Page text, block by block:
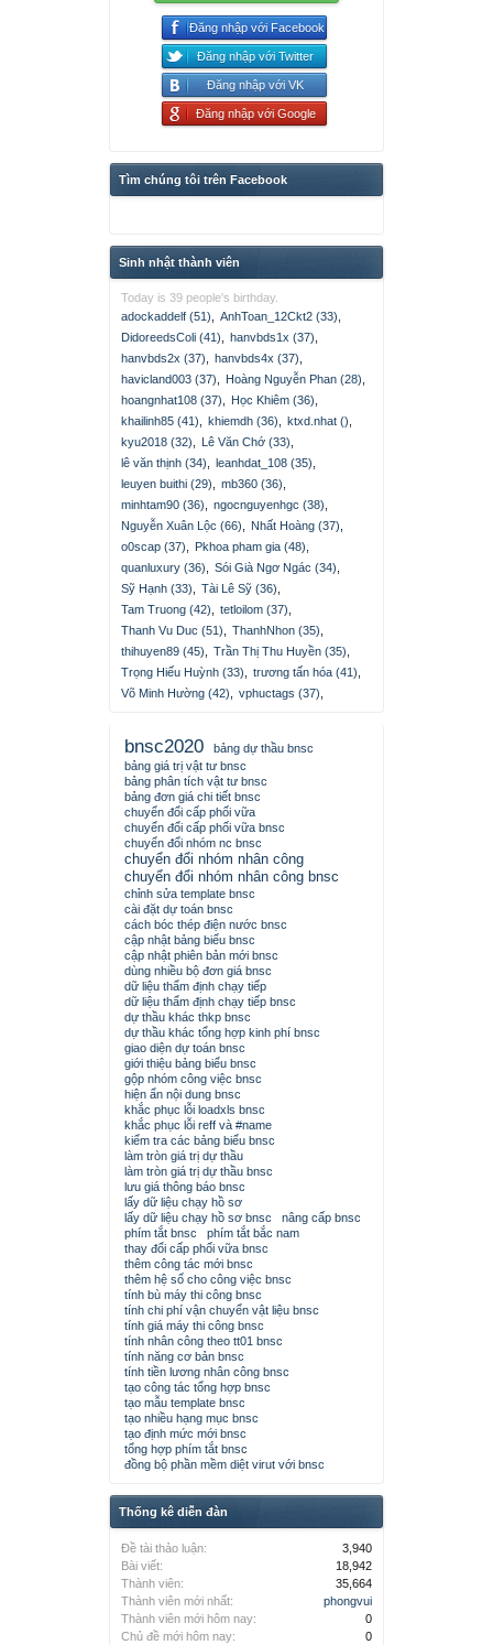
Đăng nhập với Facebook
Đăng nhập với Twitter
Đăng nhập với VK
Đăng nhập với Google
Tìm chúng tôi trên Facebook
Sinh nhật thành viên
Today is 39 people's birthday.
adockaddelf (51)
AnhToan_12Ckt2 (33)
DidoreedsColi (41)
hanvbds1x (37)
hanvbds2x (37)
hanvbds4x (37)
havicland003 (37)
Hoàng Nguyễn Phan (28)
hoangnhat108 (37)
Học Khiêm (36)
khailinh85 (41)
khiemdh (36) ktxd.nhat ()
kyu2018 (32)
Lê Văn Chớ (33)
lê văn thịnh (34)
leanhdat_108 (35)
leuyen buithi (29)
mb360 (36)
minhtam90 (36)
ngocnguyenhgc (38)
Nguyễn Xuân Lộc (66)
Nhất Hoàng (37)
o0scap (37)
Pkhoa pham gia (48)
quanluxury (36)
Sói Già Ngơ Ngác (34)
Sỹ Hạnh (33)
Tài Lê Sỹ (36)
Tam Truong (42)
tetloilom (37)
Thanh Vu Duc (51)
ThanhNhon (35)
thihuyen89 (45)
Trần Thị Thu Huyền (35)
Trọng Hiếu Huỳnh (33)
trương tấn hóa (41)
Võ Minh Hường (42)
vphuctags (37)
bnsc2020
bảng dự thầu bnsc
bảng giá trị vật tư bnsc
bảng phân tích vật tư bnsc
bảng đơn giá chi tiết bnsc
chuyển đổi cấp phối vữa
chuyển đổi cấp phối vữa bnsc
chuyển đổi nhóm nc bnsc
chuyển đổi nhóm nhân công
chuyển đổi nhóm nhân công bnsc
chỉnh sửa template bnsc
cài đặt dự toán bnsc
cách bóc thép điện nước bnsc
cập nhật bảng biểu bnsc
cập nhật phiên bản mới bnsc
dùng nhiều bộ đơn giá bnsc
dữ liệu thẩm định chạy tiếp
dữ liệu thẩm định chạy tiếp bnsc
dự thầu khác thkp bnsc
dự thầu khác tổng hợp kinh phí bnsc
giao diện dự toán bnsc
giới thiệu bảng biểu bnsc
gộp nhóm công việc bnsc
hiện ẩn nội dung bnsc
khắc phục lỗi loadxls bnsc
khắc phục lỗi reff và #name
kiểm tra các bảng biểu bnsc
làm tròn giá trị dự thầu
làm tròn giá trị dự thầu bnsc
lưu giá thông báo bnsc
lấy dữ liệu chạy hồ sơ
lấy dữ liệu chạy hồ sơ bnsc
nâng cấp bnsc
phím tắt bnsc
phím tắt bắc nam
thay đổi cấp phối vữa bnsc
thêm công tác mới bnsc
thêm hệ số cho công việc bnsc
tính bù máy thi công bnsc
tính chi phí vận chuyển vật liệu bnsc
tính giá máy thi công bnsc
tính nhân công theo tt01 bnsc
tính năng cơ bản bnsc
tính tiền lương nhân công bnsc
tạo công tác tổng hợp bnsc
tạo mẫu template bnsc
tạo nhiều hạng mục bnsc
tạo định mức mới bnsc
tổng hợp phím tắt bnsc
đồng bộ phần mềm diệt virut với bnsc
Thống kê diễn đàn
Đề tài thảo luận:
3,940
Bài viết:
18,942
Thành viên:
35,664
Thành viên mới nhất:
phongvui
Thành viên mới hôm nay:
0
Chủ đề mới hôm nay:
0